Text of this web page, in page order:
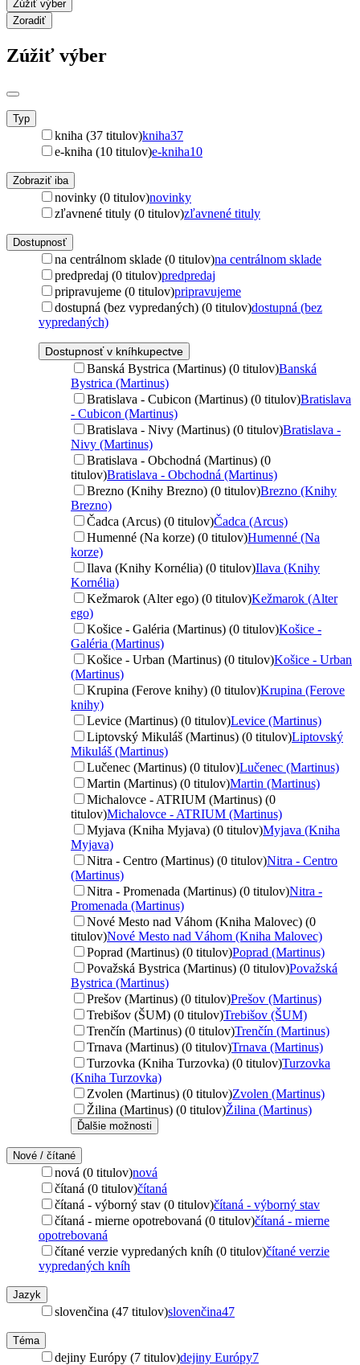
Zúžiť výber
Zoradiť
Zúžiť výber
Typ
kniha (37 titulov)kniha37
e-kniha (10 titulov)e-kniha10
Zobraziť iba
novinky (0 titulov)novinky
zľavnené tituly (0 titulov)zľavnené tituly
Dostupnosť
na centrálnom sklade (0 titulov)na centrálnom sklade
predpredaj (0 titulov)predpredaj
pripravujeme (0 titulov)pripravujeme
dostupná (bez vypredaných) (0 titulov)dostupná (bez
vypredaných)
Dostupnosť v kníhkupectve
Banská Bystrica (Martinus) (0 titulov)Banská
Bystrica (Martinus)
Bratislava - Cubicon (Martinus) (0 titulov)Bratislava
- Cubicon (Martinus)
Bratislava - Nivy (Martinus) (0 titulov)Bratislava -
Nivy (Martinus)
Bratislava - Obchodná (Martinus) (0
titulov)Bratislava - Obchodná (Martinus)
Brezno (Knihy Brezno) (0 titulov)Brezno (Knihy
Brezno)
Čadca (Arcus) (0 titulov)Čadca (Arcus)
Humenné (Na korze) (0 titulov)Humenné (Na
korze)
Ilava (Knihy Kornélia) (0 titulov)Ilava (Knihy
Kornélia)
Kežmarok (Alter ego) (0 titulov)Kežmarok (Alter
ego)
Košice - Galéria (Martinus) (0 titulov)Košice -
Galéria (Martinus)
Košice - Urban (Martinus) (0 titulov)Košice - Urban
(Martinus)
Krupina (Ferove knihy) (0 titulov)Krupina (Ferove
knihy)
Levice (Martinus) (0 titulov)Levice (Martinus)
Liptovský Mikuláš (Martinus) (0 titulov)Liptovský
Mikuláš (Martinus)
Lučenec (Martinus) (0 titulov)Lučenec (Martinus)
Martin (Martinus) (0 titulov)Martin (Martinus)
Michalovce - ATRIUM (Martinus) (0
titulov)Michalovce - ATRIUM (Martinus)
Myjava (Kniha Myjava) (0 titulov)Myjava (Kniha
Myjava)
Nitra - Centro (Martinus) (0 titulov)Nitra - Centro
(Martinus)
Nitra - Promenada (Martinus) (0 titulov)Nitra -
Promenada (Martinus)
Nové Mesto nad Váhom (Kniha Malovec) (0
titulov)Nové Mesto nad Váhom (Kniha Malovec)
Poprad (Martinus) (0 titulov)Poprad (Martinus)
Považská Bystrica (Martinus) (0 titulov)Považská
Bystrica (Martinus)
Prešov (Martinus) (0 titulov)Prešov (Martinus)
Trebišov (ŠUM) (0 titulov)Trebišov (ŠUM)
Trenčín (Martinus) (0 titulov)Trenčín (Martinus)
Trnava (Martinus) (0 titulov)Trnava (Martinus)
Turzovka (Kniha Turzovka) (0 titulov)Turzovka
(Kniha Turzovka)
Zvolen (Martinus) (0 titulov)Zvolen (Martinus)
Žilina (Martinus) (0 titulov)Žilina (Martinus)
Ďalšie možnosti
Nové / čítané
nová (0 titulov)nová
čítaná (0 titulov)čítaná
čítaná - výborný stav (0 titulov)čítaná - výborný stav
čítaná - mierne opotrebovaná (0 titulov)čítaná - mierne
opotrebovaná
čítané verzie vypredaných kníh (0 titulov)čítané verzie
vypredaných kníh
Jazyk
slovenčina (47 titulov)slovenčina47
Téma
dejiny Európy (7 titulov)dejiny Európy7